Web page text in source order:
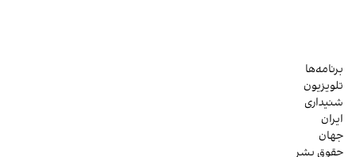
برنامه‌ها
تلویزیون
شنیداری
ایران
جهان
حقوق بشر